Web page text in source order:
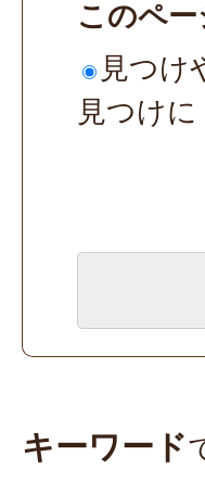
このペ
見つけ
見つけ
キーワード